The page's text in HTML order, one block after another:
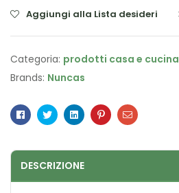
Aggiungi alla Lista desideri
Categoria: prodotti casa e cucina
Brands: Nuncas
Facebook
TwitterLinkedinPinterestEmail
DESCRIZIONE